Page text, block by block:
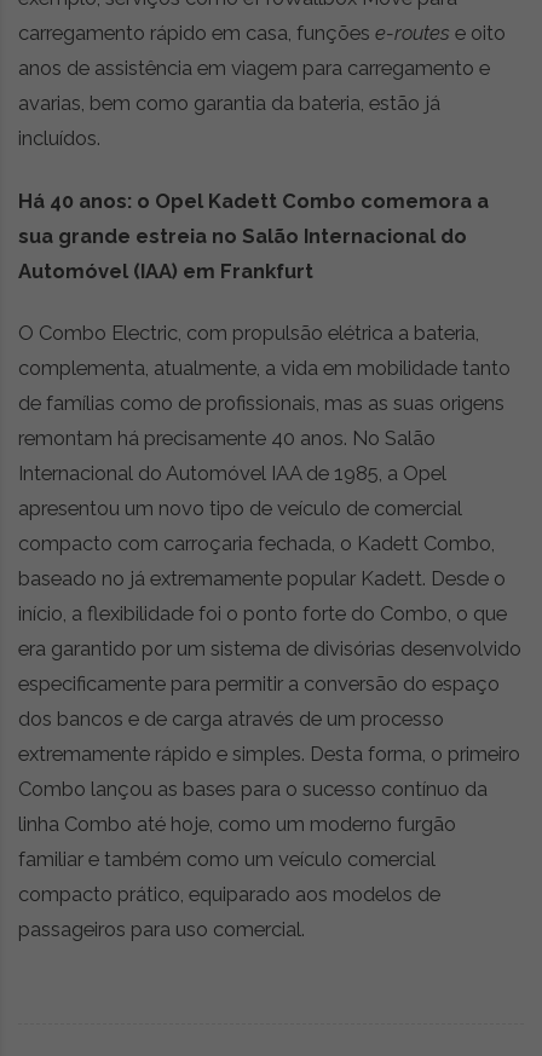
carregamento rápido em casa, funções e-routes e oito
anos de assistência em viagem para carregamento e
avarias, bem como garantia da bateria, estão já
incluídos.
Há 40 anos: o Opel Kadett Combo comemora a
sua grande estreia no Salão Internacional do
Automóvel (IAA) em Frankfurt
O Combo Electric, com propulsão elétrica a bateria,
complementa, atualmente, a vida em mobilidade tanto
de famílias como de profissionais, mas as suas origens
remontam há precisamente 40 anos. No Salão
Internacional do Automóvel IAA de 1985, a Opel
apresentou um novo tipo de veículo de comercial
compacto com carroçaria fechada, o Kadett Combo,
baseado no já extremamente popular Kadett. Desde o
início, a flexibilidade foi o ponto forte do Combo, o que
era garantido por um sistema de divisórias desenvolvido
especificamente para permitir a conversão do espaço
dos bancos e de carga através de um processo
extremamente rápido e simples. Desta forma, o primeiro
Combo lançou as bases para o sucesso contínuo da
linha Combo até hoje, como um moderno furgão
familiar e também como um veículo comercial
compacto prático, equiparado aos modelos de
passageiros para uso comercial.